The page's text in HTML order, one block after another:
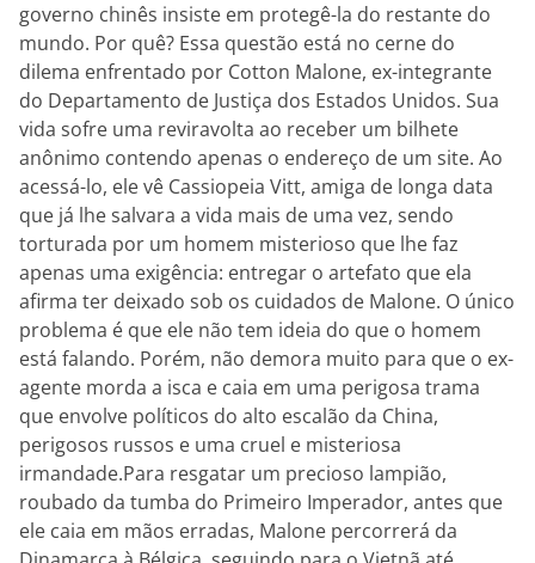
governo chinês insiste em protegê-la do restante do
mundo. Por quê? Essa questão está no cerne do
dilema enfrentado por Cotton Malone, ex-integrante
do Departamento de Justiça dos Estados Unidos. Sua
vida sofre uma reviravolta ao receber um bilhete
anônimo contendo apenas o endereço de um site. Ao
acessá-lo, ele vê Cassiopeia Vitt, amiga de longa data
que já lhe salvara a vida mais de uma vez, sendo
torturada por um homem misterioso que lhe faz
apenas uma exigência: entregar o artefato que ela
afirma ter deixado sob os cuidados de Malone. O único
problema é que ele não tem ideia do que o homem
está falando. Porém, não demora muito para que o ex-
agente morda a isca e caia em uma perigosa trama
que envolve políticos do alto escalão da China,
perigosos russos e uma cruel e misteriosa
irmandade.Para resgatar um precioso lampião,
roubado da tumba do Primeiro Imperador, antes que
ele caia em mãos erradas, Malone percorrerá da